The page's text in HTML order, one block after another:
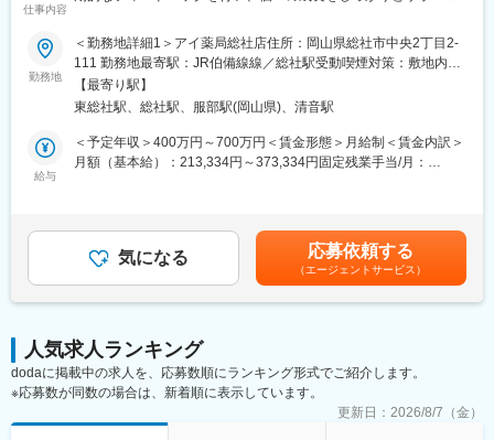
りがいです。
変更の範囲：会社の定める業務
キルを習得します。
・入社1カ月以降 ： 慣れてきたら独り立ち。既存のお客様をメイ
ンに訪問します。
★困ったら先輩社員に相談しやすい雰囲気です！
＜専門資格を取得できる＞
・入社後は、医薬品販売の専門知識を身につけるために、登録販
・資格取得後は、資格手当として給与にも反映されます。
・スケジュールに合わせて直行直帰可
・転居を伴う転勤はありません
■やりがい：
・最近、健康のことで困っていることがないかなど、親身にお話
仕事内容
■仕事内容：
薬局事業や福祉事業を展開するアイ薬局グループで薬剤師として
従事いただきます。
《主な業務》
・調剤
・服薬指導
・薬剤服用歴管理簿の管理など
スタッフ間での協力が円滑に進むような環境を整えているので働
きやすい環境です。
・頑張っている薬学生の方やブランクある方も応援しています。
・定期的な昇給・ボーナス制度で、努力がしっかり反映されま
す。
・シフト調整や休日取得をサポートあり（家庭との両立可）。
勤務地
＜勤務地詳細1＞アイ薬局総社店住所：岡山県総社市中央2丁目2-
111 勤務地最寄駅：JR伯備線線／総社駅受動喫煙対策：敷地内全
面禁煙＜勤務地詳細2＞アイ薬局駅前店住所：岡山県総社市駅前1
丁目2-108 勤務地最寄駅：JR伯備線線／総社駅受動喫煙対策：敷
丁目41-12 勤務地最寄駅：JR伯備線線／総社駅受動喫煙対策：敷
地内全面禁煙変更の範囲：会社の定める事業所
【最寄り駅】
東総社駅、総社駅、服部駅(岡山県)、清音駅
給与
＜予定年収＞400万円～700万円＜賃金形態＞月給制＜賃金内訳＞
月額（基本給）：213,334円～373,334円固定残業手当/月：
経験・年齢等を考慮の上、当社規定により優遇■昇給有■賞与有賃
金はあくまでも目安の金額であり、選考を通じて上下する可能性
があります。月給(月額)は固定手当を含めた表記です。
気になる 応募依頼する
（エージェントサービス）
人気求人ランキング
dodaに掲載中の求人を、応募数順にランキング形式でご紹介します。
※応募数が同数の場合は、新着順に表示しています。
更新日： 2026/8/7（金）